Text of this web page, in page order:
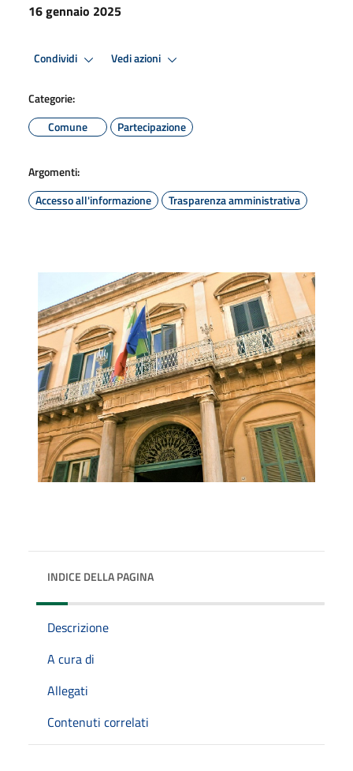
16 gennaio 2025
Condividi Vedi azioni
Categorie:
Comune
Partecipazione
Argomenti:
Accesso all'informazione
Trasparenza amministrativa
INDICE DELLA PAGINA
Descrizione
A cura di
Allegati
Contenuti correlati